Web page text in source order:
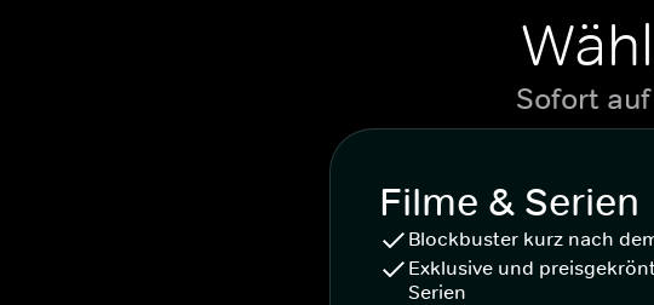
Sofort
Filme & Serien
Blockbuster kurz nach
Exklusive und
Serien